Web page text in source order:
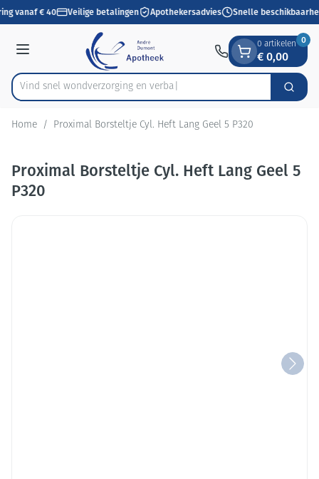
Ga naar de inhoud
1 van 1
vanaf € 40 Veilige betalingen Apothekersadvies Snelle
Menu
Product, merk, categorie...
Vind snel wondverzorging en Zoek
0 artikelen
€ 0,00
0
Home / Proximal Borsteltje Cyl. Heft Lang Geel 5 P320
Proximal Borsteltje Cyl. Heft Lang Geel 5
P320